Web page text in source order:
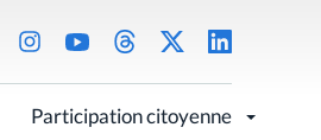
Participation citoyenne